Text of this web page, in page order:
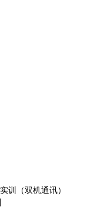
训（双机通讯）